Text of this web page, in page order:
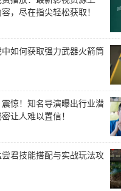
，尽在指尖轻松获取！
如何获取强力武器火箭筒
惊！知名导演曝出行业潜
让人难以置信！
君技能搭配与实战玩法攻